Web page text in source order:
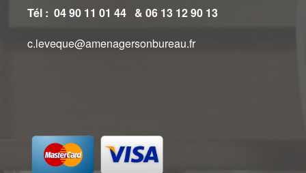
Tél : 04 90 11 01 44 & 06 13 12 90 13
c.leveque@amenagersonbureau.fr